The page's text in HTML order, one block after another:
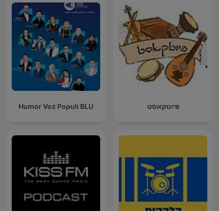
פיוטקאסט Humor Voz Populi BLU